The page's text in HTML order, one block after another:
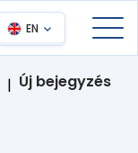
EN
| Új bejegyzés